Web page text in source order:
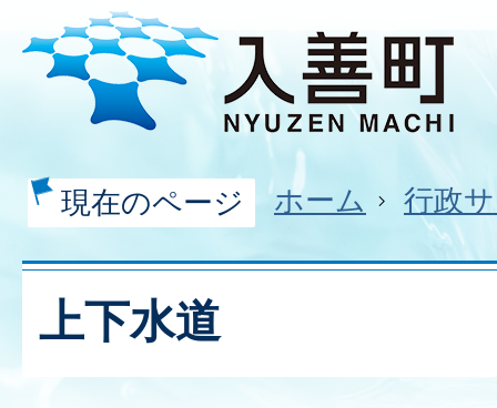
現在のページ ホーム 行政
上下水道